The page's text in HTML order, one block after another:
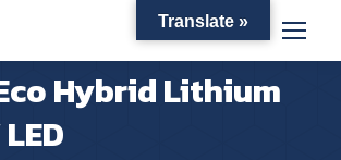
Hybrid Lithium
Translate »